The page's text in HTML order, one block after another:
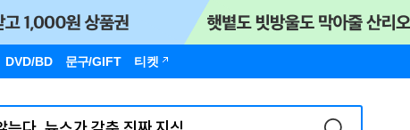
DVD/BD 문구/GIFT 티켓